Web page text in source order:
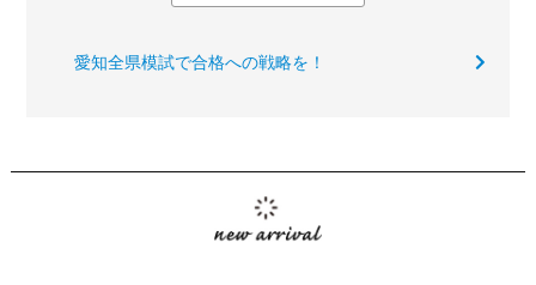
愛知全県模試で合格への戦略を！